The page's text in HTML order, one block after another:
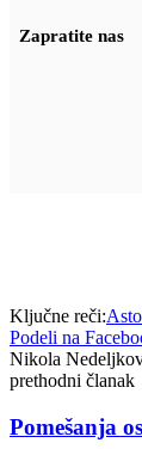
Zapratite nas
Ključne reči:
Podeli na
Nikola
prethodni članak
Pomešanja